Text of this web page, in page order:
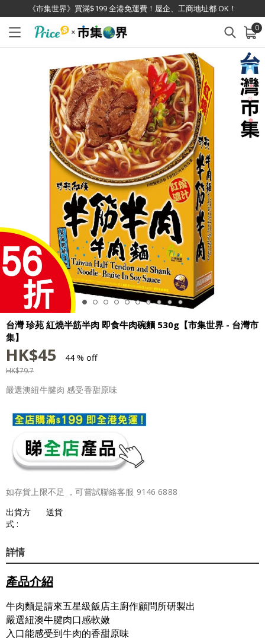
《市集世界》買滿$199 全港免運費！屋企、工商地址都 OK！
0
已加入購物車 查看
台灣 珍苑 紅燒半筋半肉 即食牛肉碗麵 530g【市集世界 - 台灣市
集】
HK$45 44 % off
HK$79.7
嚴選澳紐牛腱肉 感受香甜原味
如存貨上限不足 ，可嘗試聯絡客服 9146 6888
出貨方
式 :
送貨
詳情
產品介紹
牛肉麵是請來五星級飯店主廚作顧問所研製出
嚴選紐澳牛腱肉口感軟嫩
入口能感受到牛肉的香甜原味